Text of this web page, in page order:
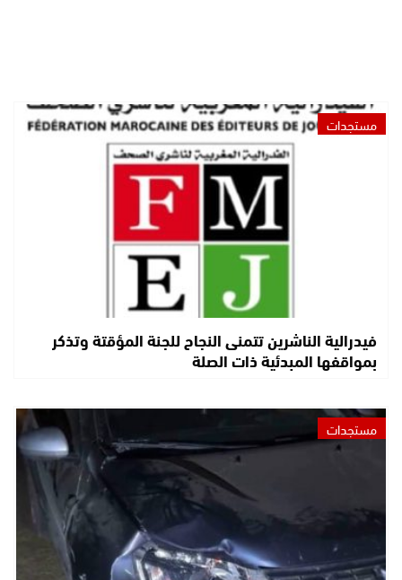
مستجدات
فيدرالية الناشرين تتمنى النجاح للجنة المؤقتة وتذكر
بمواقفها المبدئية ذات الصلة
مستجدات